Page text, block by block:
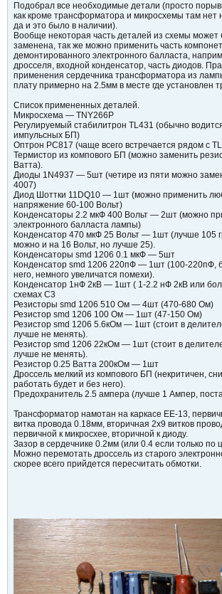
Подобрал все необходимые детали (просто
как кроме трансформатора и микросхемы там нет
да и это было в наличии).
Вообще некоторая часть деталей из схемы может
заменена, так же можно применить часть
демонтированного электронного балласта,
дросселя, входной конденсатор, часть диодов.
применения сердечника трансформатора из
плату примерно на 2.5мм в месте где установлен
Список примененных деталей.
Микросхема — TNY266P
Регулируемый стабилитрон TL431 (обычно
импульсных БП)
Оптрон PC817 (чаще всего встречается рядом с
Термистор из компового БП (можно заменить
Ватта).
Диоды 1N4937 — 5шт (четире из пяти можно
4007)
Диод Шоттки 11DQ10 — 1шт (можно применить
напряжение 60-100 Вольт)
Конденсаторы 2.2 мкФ 400 Вольт — 2шт (можно
электронного балласта лампы)
Конденсатор 470 мкФ 25 Вольт — 1шт (лучше 105
можно и на 16 Вольт, но лучше 25).
Конденсаторы smd 1206 0.1 мкФ — 5шт
Конденсатор smd 1206 220пФ — 1шт (100-220пФ,
него, немного увеличатся помехи).
Конденсатор 1нФ 2кВ — 1шт ( 1-2.2 нФ 2кВ или
схемах С3
Резисторы smd 1206 510 Ом — 4шт (470-680 Ом)
Резистор smd 1206 100 Ом — 1шт (47-150 Ом)
Резистор smd 1206 5.6кОм — 1шт (стоит в
лучше не менять).
Резистор smd 1206 22кОм — 1шт (стоит в
лучше не менять).
Резистор 0.25 Ватта 200кОм — 1шт
Дроссель мелкий из компового БП (некритичен,
работать будет и без него).
Предохранитель 2.5 ампера (лучше 1 Ампер,
Трансформатор намотан на каркасе ЕЕ-13,
витка провода 0.18мм, вторичная 2х9 витков
первичной к микросхее, вторичной к диоду.
Зазор в сердечнике 0.2мм (или 0.4 если только по
Можно перемотать дроссель из старого
скорее всего прийдется пересчитать обмотки.